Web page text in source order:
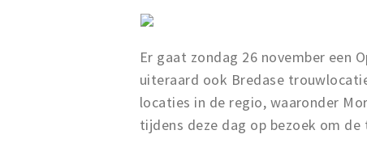
Er gaat zondag 26 november een
uiteraard ook Bredase
locaties in de regio, waaronder
tijdens deze dag op bezoek om